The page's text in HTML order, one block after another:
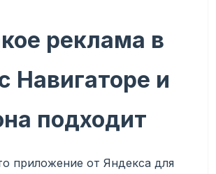
реклама в
Навигаторе и
подходит
приложение от Яндекса для